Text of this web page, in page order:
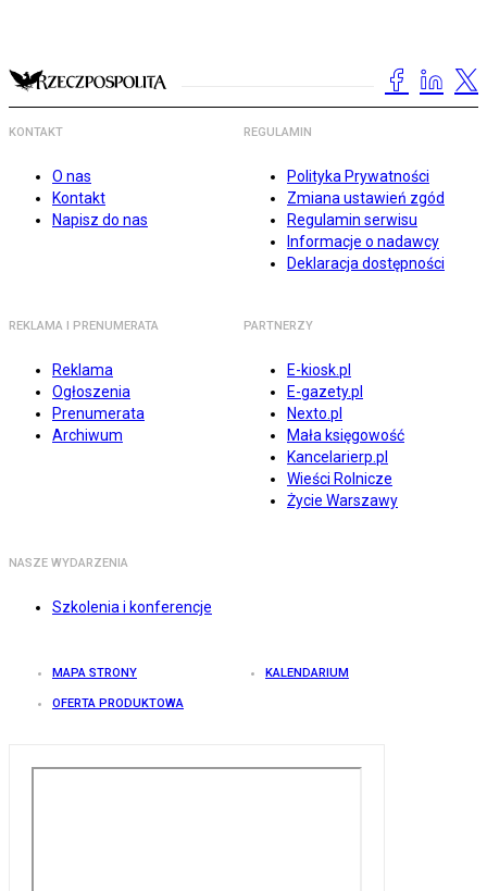
KONTAKT
O nas
Kontakt
Napisz do nas
REGULAMIN
Polityka Prywatności
Zmiana ustawień zgód
Regulamin serwisu
Informacje o nadawcy
Deklaracja dostępności
REKLAMA I PRENUMERATA
Reklama
Ogłoszenia
Prenumerata
Archiwum
PARTNERZY
E-kiosk.pl
E-gazety.pl
Nexto.pl
Mała księgowość
Kancelarierp.pl
Wieści Rolnicze
Życie Warszawy
NASZE WYDARZENIA
Szkolenia i konferencje
MAPA STRONY KALENDARIUM
OFERTA PRODUKTOWA